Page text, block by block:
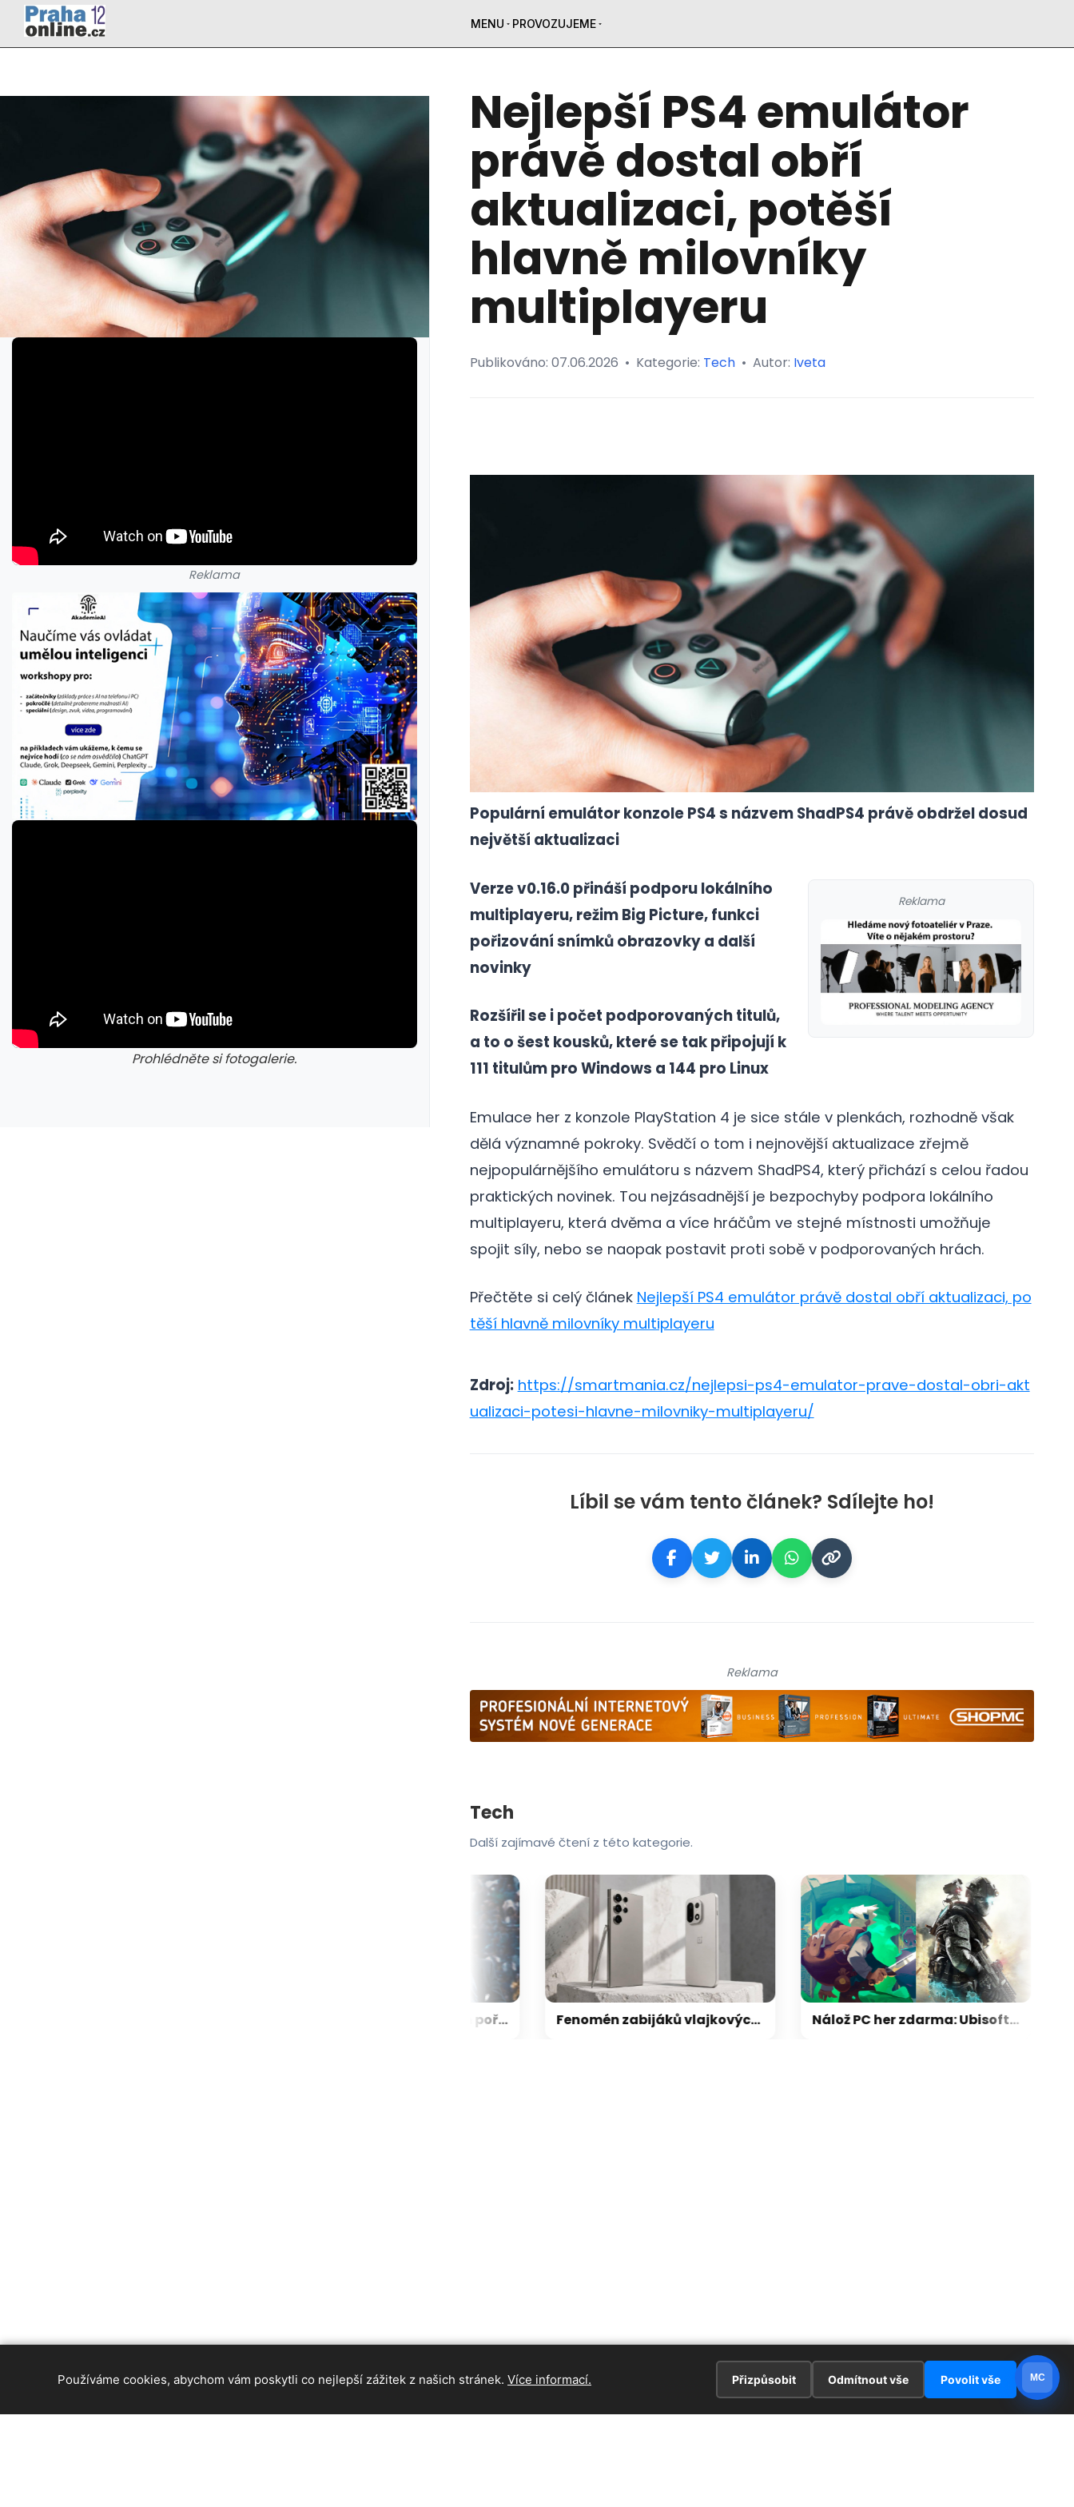
MENU PROVOZUJEME
Reklama
Prohlédněte si fotogalerie.
galerie: cviky
Nejlepší PS4 emulátor
právě dostal obří
aktualizaci, potěší
hlavně milovníky
multiplayeru
Publikováno: 07.06.2026 • Kategorie: Tech • Autor: Iveta
Populární emulátor konzole PS4 s názvem ShadPS4 právě obdržel dosud
největší aktualizaci
Reklama
Verze v0.16.0 přináší podporu lokálního
multiplayeru, režim Big Picture, funkci
pořizování snímků obrazovky a další
novinky
Rozšířil se i počet podporovaných titulů,
a to o šest kousků, které se tak připojují k
111 titulům pro Windows a 144 pro Linux
Emulace her z konzole PlayStation 4 je sice stále v plenkách, rozhodně však
dělá významné pokroky. Svědčí o tom i nejnovější aktualizace zřejmě
nejpopulárnějšího emulátoru s názvem ShadPS4, který přichází s celou řadou
praktických novinek. Tou nejzásadnější je bezpochyby podpora lokálního
multiplayeru, která dvěma a více hráčům ve stejné místnosti umožňuje
spojit síly, nebo se naopak postavit proti sobě v podporovaných hrách.
Přečtěte si celý článek Nejlepší PS4 emulátor právě dostal obří aktualizaci, po
těší hlavně milovníky multiplayeru
Zdroj: https://smartmania.cz/nejlepsi-ps4-emulator-prave-dostal-obri-akt
ualizaci-potesi-hlavne-milovniky-multiplayeru/
Líbil se vám tento článek? Sdílejte ho!
Reklama
Tech
Další zajímavé čtení z této kategorie.
Fenomén zabijáků vlajkových lodí: jak noví hráči dokázali přechytračit mobilní obry Nálož PC her zdarma: Ubisoft rozdává taktickou střílečku, na Steamu získáte parádní klon Zeldy
Používáme cookies, abychom vám poskytli co nejlepší zážitek z našich stránek. Více informací. Přizpůsobit Odmítnout vše Povolit vše MC